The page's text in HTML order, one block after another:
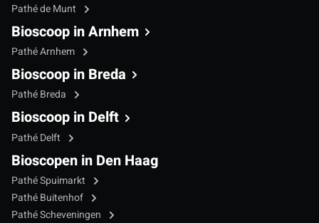
Pathé de Munt
Bioscoop in Arnhem
Pathé Arnhem
Bioscoop in Breda
Pathé Breda
Bioscoop in Delft
Pathé Delft
Bioscopen in Den Haag
Pathé Spuimarkt
Pathé Buitenhof
Pathé Scheveningen